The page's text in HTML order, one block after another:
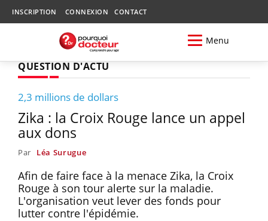
INSCRIPTION CONNEXION CONTACT
Menu
QUESTION D'ACTU
2,3 millions de dollars
Zika : la Croix Rouge lance un appel
aux dons
Par Léa Surugue
Afin de faire face à la menace Zika, la Croix
Rouge à son tour alerte sur la maladie.
L'organisation veut lever des fonds pour
lutter contre l'épidémie.